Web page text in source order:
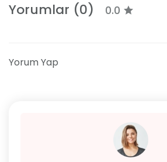
Yorumlar (0) 0.0
Yorum Yap